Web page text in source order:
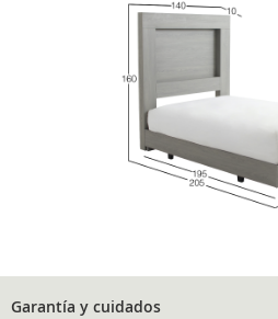
Garantía y cuidados